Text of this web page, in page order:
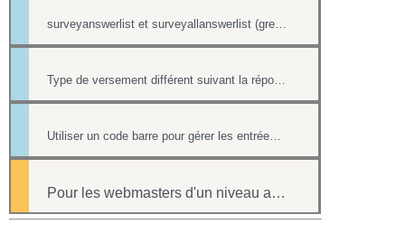
surveyanswerlist et surveyallanswerlist (greffons)
Type de versement différent suivant la réponse à une question d'un formulaire
Utiliser un code barre pour gérer les entrées à ses événements
Pour les webmasters d'un niveau avancé